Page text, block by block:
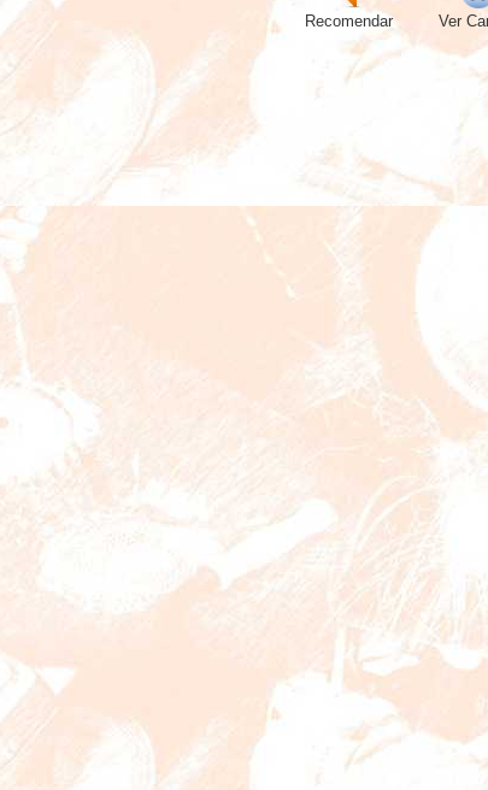
Recomendar Ver